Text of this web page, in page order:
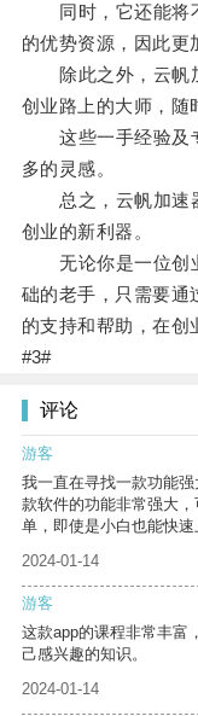
同时，它还能将不
的优势资源，因此更
除此之外，云帆加
创业路上的大师，随
这些一手经验及专
多的灵感。
总之，云帆加速器
创业的新利器。
无论你是一位创业
础的老手，只需要通
的支持和帮助，在创
#3#
评论
游客
我一直在寻找一款功能
款软件的功能非常强大
单，即使是小白也能快速
2024-01-14
游客
这款app的课程非常丰富
己感兴趣的知识。
2024-01-14